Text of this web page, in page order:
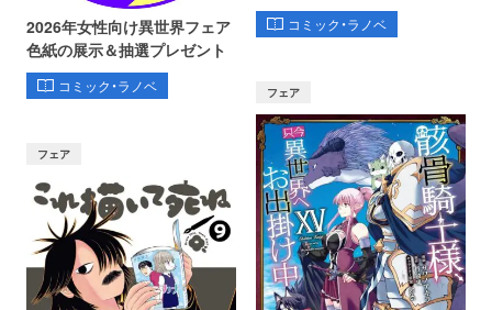
2026年女性向け異世界フェア
色紙の展示＆抽選プレゼント
コミック・ラノベ
コミック・ラノベ
フェア
フェア